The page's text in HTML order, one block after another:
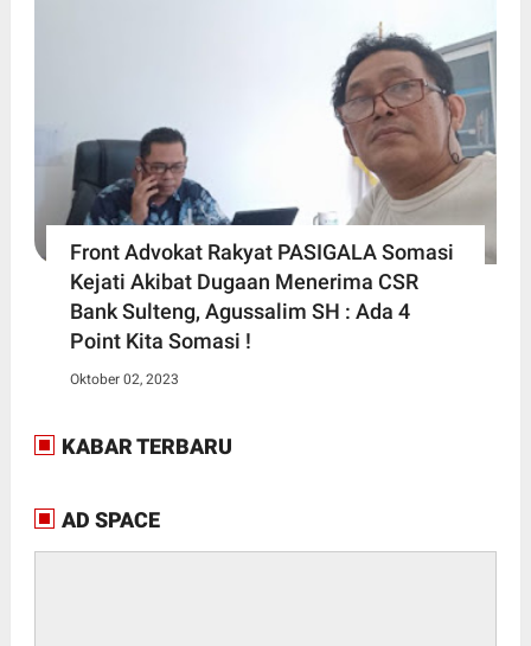
Front Advokat Rakyat PASIGALA Somasi
Kejati Akibat Dugaan Menerima CSR
Bank Sulteng, Agussalim SH : Ada 4
Point Kita Somasi !
Oktober 02, 2023
KABAR TERBARU
AD SPACE